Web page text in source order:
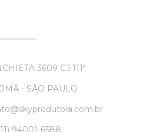
3609 CJ 111ª
- SÃO PAULO
94001-6588